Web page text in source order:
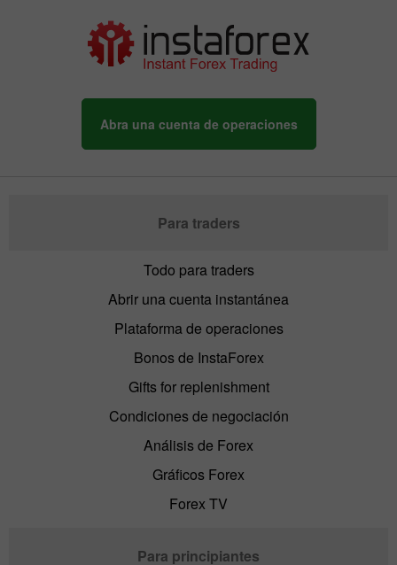
Abra una cuenta de operaciones
Para traders
Todo para traders
Abrir una cuenta instantánea
Plataforma de operaciones
Bonos de InstaForex
Gifts for replenishment
Condiciones de negociación
Análisis de Forex
Gráficos Forex
Forex TV
Para principiantes